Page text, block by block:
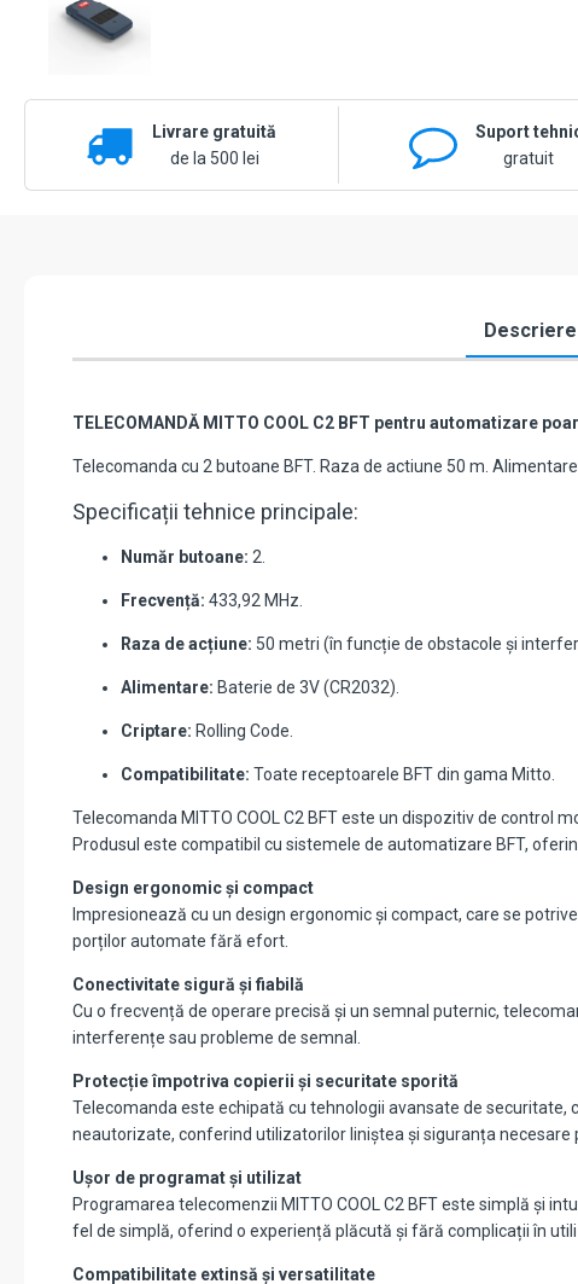
Livrare gratuită
de la 500 lei
Suport
gratuit
Descriere
TELECOMANDĂ MITTO COOL C2 BFT pentru automatizare
Telecomanda cu 2 butoane BFT. Raza de actiune 50 m.
Specificații tehnice principale:
Număr butoane: 2.
Frecvență: 433,92 MHz.
Raza de acțiune: 50 metri (în funcție de obstacole și
Alimentare: Baterie de 3V (CR2032).
Criptare: Rolling Code.
Compatibilitate: Toate receptoarele BFT din gama Mitto.
Telecomanda MITTO COOL C2 BFT este un dispozitiv de control
Produsul este compatibil cu sistemele de automatizare BFT,
Design ergonomic și compact
Impresionează cu un design ergonomic și compact, care se
porților automate fără efort.
Conectivitate sigură și fiabilă
Cu o frecvență de operare precisă și un semnal puternic,
interferențe sau probleme de semnal.
Protecție împotriva copierii și securitate sporită
Telecomanda este echipată cu tehnologii avansate de
neautorizate, conferind utilizatorilor liniștea și siguranța necesare
Ușor de programat și utilizat
Programarea telecomenzii MITTO COOL C2 BFT este simplă și
fel de simplă, oferind o experiență plăcută și fără complicații în
Compatibilitate extinsă și versatilitate